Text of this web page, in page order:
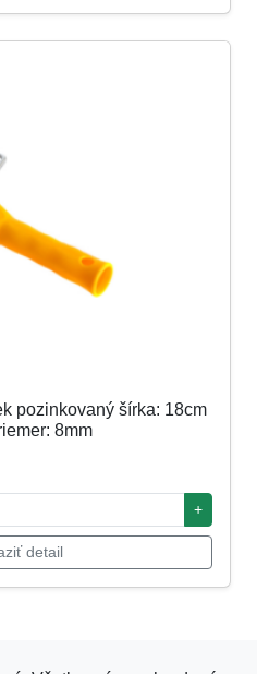
pozinkovaný šírka: 18cm
8mm
+
detail